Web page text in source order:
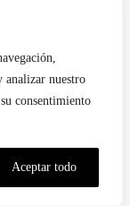
analizar nuestro
consentimiento
Aceptar todo